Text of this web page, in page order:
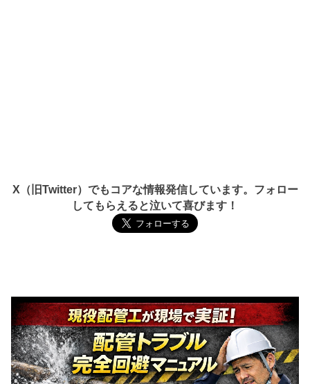
X（旧Twitter）でもコアな情報発信しています。フォロー
してもらえると泣いて喜びます！